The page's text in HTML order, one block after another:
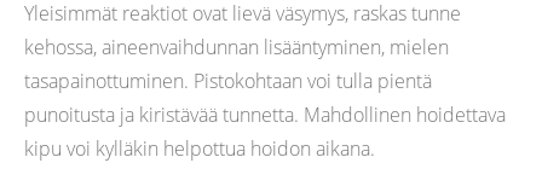
Yleisimmät reaktiot ovat lievä väsymys, raskas tunne
kehossa, aineenvaihdunnan lisääntyminen, mielen
tasapainottuminen. Pistokohtaan voi tulla pientä
punoitusta ja kiristävää tunnetta. Mahdollinen hoidettava
kipu voi kylläkin helpottua hoidon aikana.